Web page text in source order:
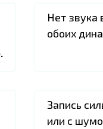
Нет звука
обоих
Запись
или с